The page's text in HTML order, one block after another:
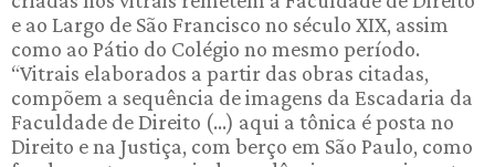
e ao Largo de São Francisco no século XIX, assim
como ao Pátio do Colégio no mesmo período.
“Vitrais elaborados a partir das obras citadas,
compõem a sequência de imagens da Escadaria da
Faculdade de Direito (...) aqui a tônica é posta no
Direito e na Justiça, com berço em São Paulo, como